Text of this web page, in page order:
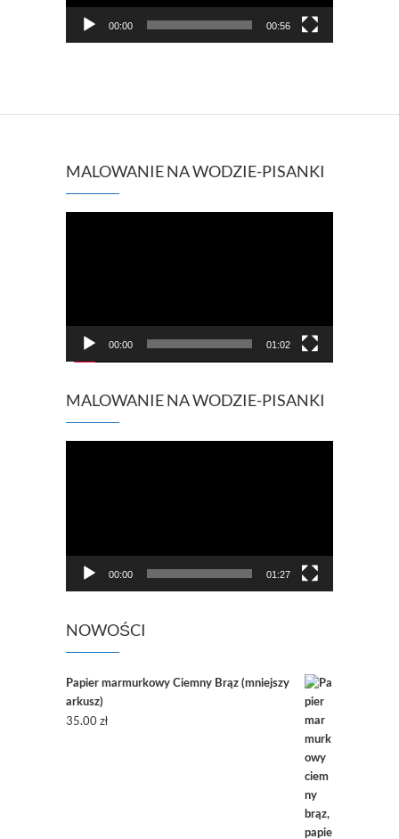
00:00 00:56
MALOWANIE NA WODZIE-PISANKI
00:00 01:02
MALOWANIE NA WODZIE-PISANKI
00:00 01:27
NOWOŚCI
Papier marmurkowy Ciemny Brąz (mniejszy
arkusz)
35.00zł